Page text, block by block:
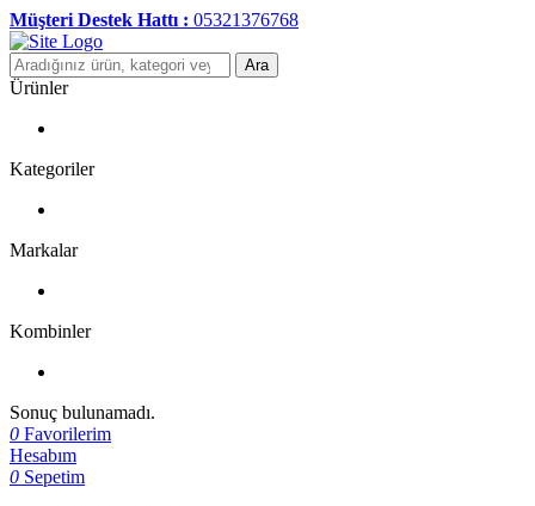
Müşteri Destek Hattı : 05321376768
Ara
Ürünler
Kategoriler
Markalar
Kombinler
Sonuç bulunamadı.
0 Favorilerim
Hesabım
0 Sepetim